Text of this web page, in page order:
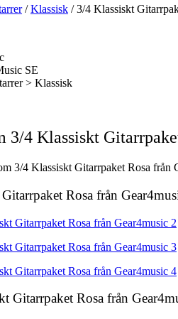
/Klassisk / 3/4 Klassiskt
SE
> Klassisk
4 Klassiskt
3/4 Klassiskt Gitarrpaket Rosa
Rosa från
Gitarrpaket Rosa från